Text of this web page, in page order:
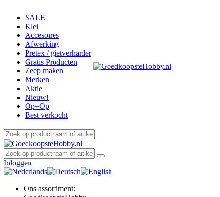
SALE
Klei
Accesoires
Afwerking
Pretex / gietverharder
Gratis Producten
Zeep maken
Merken
Aktie
Nieuw!
Op=Op
Best verkocht
Inloggen
Ons assortiment: